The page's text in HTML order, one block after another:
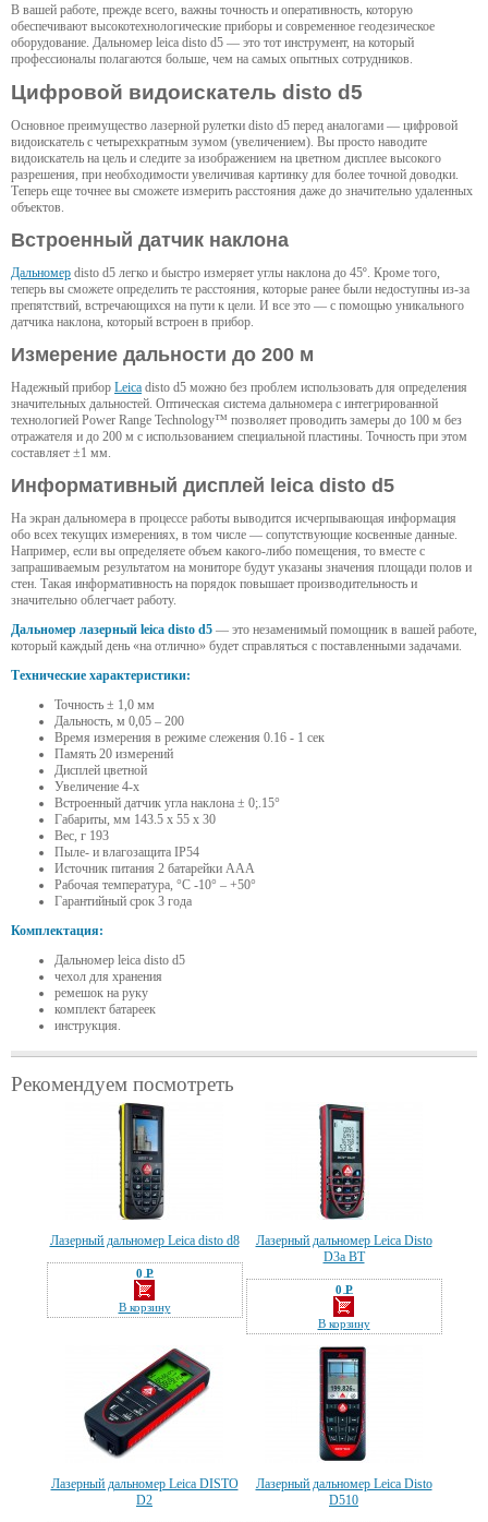
В вашей работе, прежде всего, важны точность и оперативность, которую
обеспечивают высокотехнологические приборы и современное геодезическое
оборудование. Дальномер leica disto d5 — это тот инструмент, на который
профессионалы полагаются больше, чем на самых опытных сотрудников.
Цифровой видоискатель disto d5
Основное преимущество лазерной рулетки disto d5 перед аналогами — цифровой
видоискатель с четырехкратным зумом (увеличением). Вы просто наводите
видоискатель на цель и следите за изображением на цветном дисплее высокого
разрешения, при необходимости увеличивая картинку для более точной доводки.
Теперь еще точнее вы сможете измерить расстояния даже до значительно удаленных
объектов.
Встроенный датчик наклона
Дальномер disto d5 легко и быстро измеряет углы наклона до 45º. Кроме того,
теперь вы сможете определить те расстояния, которые ранее были недоступны из-за
препятствий, встречающихся на пути к цели. И все это — с помощью уникального
датчика наклона, который встроен в прибор.
Измерение дальности до 200 м
Надежный прибор Leica disto d5 можно без проблем использовать для определения
значительных дальностей. Оптическая система дальномера с интегрированной
технологией Power Range Technology™ позволяет проводить замеры до 100 м без
отражателя и до 200 м с использованием специальной пластины. Точность при этом
составляет ±1 мм.
Информативный дисплей leica disto d5
На экран дальномера в процессе работы выводится исчерпывающая информация
обо всех текущих измерениях, в том числе — сопутствующие косвенные данные.
Например, если вы определяете объем какого-либо помещения, то вместе с
запрашиваемым результатом на мониторе будут указаны значения площади полов и
стен. Такая информативность на порядок повышает производительность и
значительно облегчает работу.
Дальномер лазерный leica disto d5 — это незаменимый помощник в вашей работе,
который каждый день «на отлично» будет справляться с поставленными задачами.
Технические характеристики:
Точность ± 1,0 мм
Дальность, м 0,05 – 200
Время измерения в режиме слежения 0.16 - 1 сек
Память 20 измерений
Дисплей цветной
Увеличение 4-х
Встроенный датчик угла наклона ± 0;.15°
Габариты, мм 143.5 x 55 x 30
Вес, г 193
Пыле- и влагозащита IP54
Источник питания 2 батарейки ААА
Рабочая температура, °С -10° – +50°
Гарантийный срок 3 года
Комплектация:
Дальномер leica disto d5
чехол для хранения
ремешок на руку
комплект батареек
инструкция.
Рекомендуем посмотреть
Лазерный дальномер Leica disto d8
0 Р
—
В корзину
Лазерный дальномер Leica Disto
D3a BT
0 Р
—
В корзину
Лазерный дальномер Leica DISTO
D2
Лазерный дальномер Leica Disto
D510